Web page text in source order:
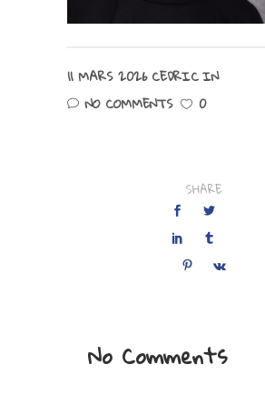
11 MARS 2026CEDRICIN
NO COMMENTS
0
SHARE
No Comments